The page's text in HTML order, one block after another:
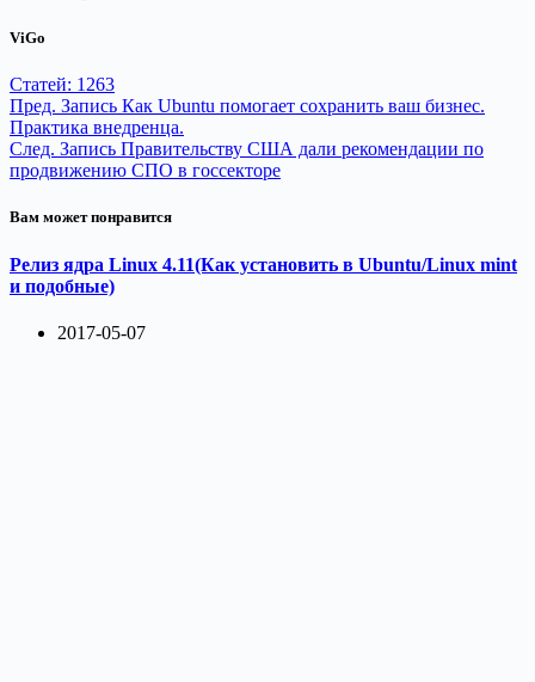
ViGo
Статей: 1263
Пред. Запись Как Ubuntu помогает сохранить ваш бизнес.
Практика внедренца.
След. Запись Правительству США дали рекомендации по
продвижению СПО в госсекторе
Вам может понравится
Релиз ядра Linux 4.11(Как установить в Ubuntu/Linux mint
и подобные)
2017-05-07